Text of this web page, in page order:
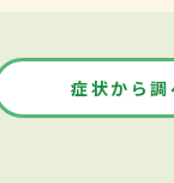
症状から調